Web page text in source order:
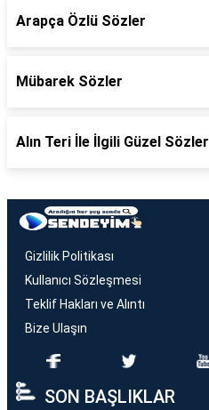
Arapça Özlü Sözler
Mübarek Sözler
Alın Teri İle İlgili Güzel Sözler
Gizlilik Politikası
Kullanıcı Sözleşmesi
Teklif Hakları ve Alıntı
Bize Ulaşın
SON BAŞLIKLAR